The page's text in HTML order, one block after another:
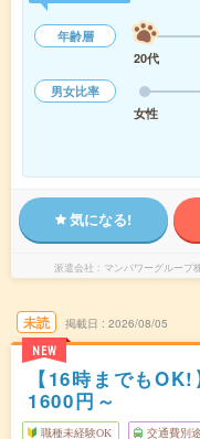
年齢層
20代
男女比率
女性
気になる!
派遣会社 マンパワーグルー
未読
NEW
掲載日 2026/08/05
【16時までも
1600円～
職種未経験OK 交通費別